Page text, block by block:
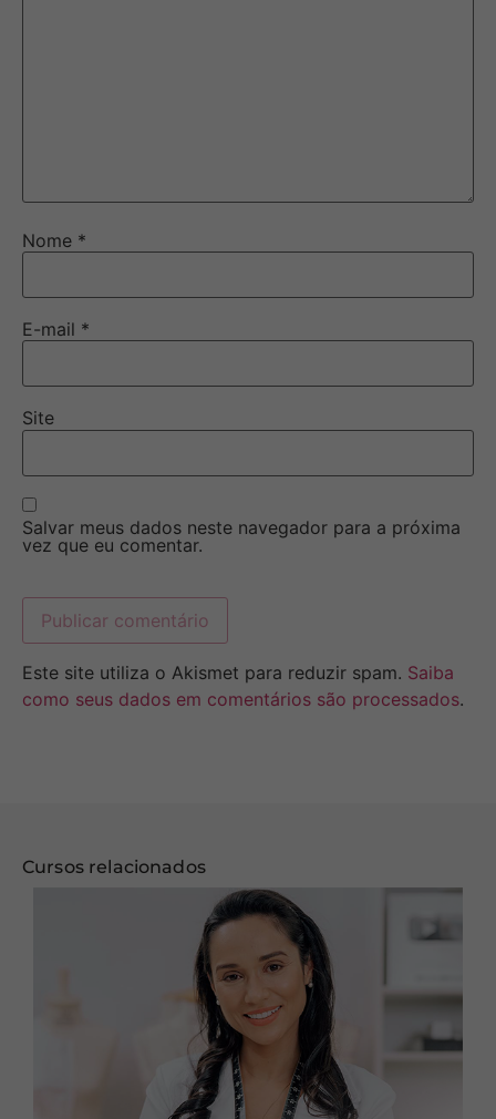
Nome *
E-mail *
Site
Salvar meus dados neste navegador para a próxima
vez que eu comentar.
Este site utiliza o Akismet para reduzir spam. Saiba
como seus dados em comentários são processados.
Cursos relacionados